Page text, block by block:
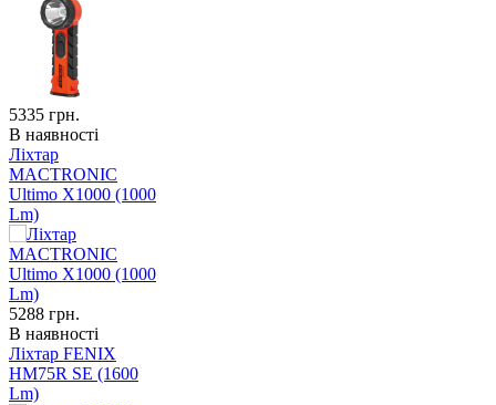
5335 грн.
В наявності
Ліхтар
MACTRONIC
Ultimo X1000 (1000
Lm)
5288 грн.
В наявності
Ліхтар FENIX
HM75R SE (1600
Lm)